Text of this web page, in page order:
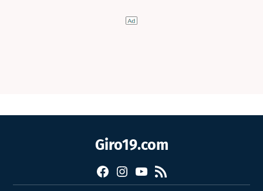
Giro19.com
FacebookInstagram
YouTube
RSS